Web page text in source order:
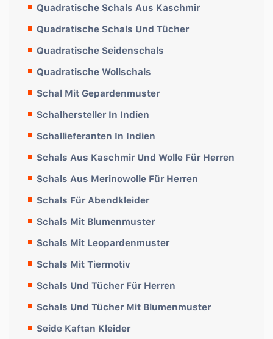
Quadratische Schals Aus Kaschmir
Quadratische Schals Und Tücher
Quadratische Seidenschals
Quadratische Wollschals
Schal Mit Gepardenmuster
Schalhersteller In Indien
Schallieferanten In Indien
Schals Aus Kaschmir Und Wolle Für Herren
Schals Aus Merinowolle Für Herren
Schals Für Abendkleider
Schals Mit Blumenmuster
Schals Mit Leopardenmuster
Schals Mit Tiermotiv
Schals Und Tücher Für Herren
Schals Und Tücher Mit Blumenmuster
Seide Kaftan Kleider